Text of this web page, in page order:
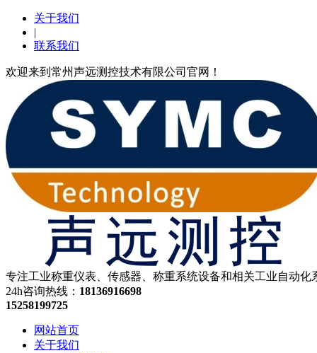
关于我们
|
联系我们
欢迎来到常州声远测控技术有限公司官网！
专注工业称重仪表、传感器、称重系统设备和相关工业自动化
24h咨询热线： 18136916698
15258199725
网站首页
关于我们